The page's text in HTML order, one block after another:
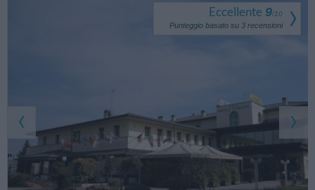
Eccellente 9/10
Punteggio basato su 3 recensioni